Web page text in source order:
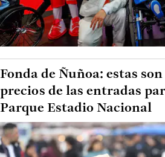
Fonda de Ñuñoa: estas
precios de las entradas
Parque Estadio Nacional